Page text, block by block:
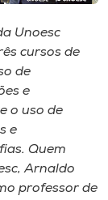
Unoesc
cursos de
de
e
o uso de
e
Quem
Arnaldo
professor de